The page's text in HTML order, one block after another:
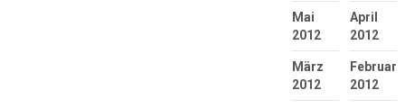
Mai
2012
April
2012
März
2012
Februar
2012